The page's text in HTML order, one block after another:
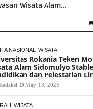
Wisata Alam...
NASIONAL WISATA
Rokania Teken
Alam Sidomulyo
dan Pelestarian
Redaksi May 13, 2025
WISATA